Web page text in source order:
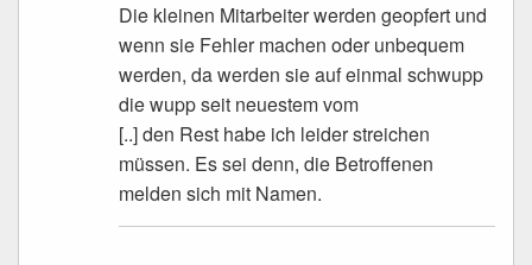
Die kleinen Mitarbeiter werden geopfert und
wenn sie Fehler machen oder unbequem
werden, da werden sie auf einmal schwupp
die wupp seit neuestem vom
[..] den Rest habe ich leider streichen
müssen. Es sei denn, die Betroffenen
melden sich mit Namen.